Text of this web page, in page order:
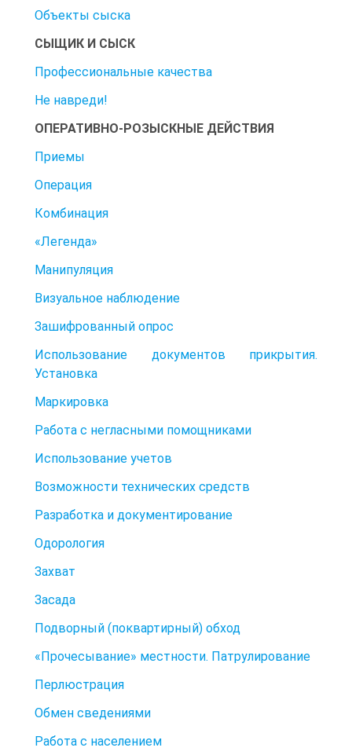
Объекты сыска
СЫЩИК И СЫСК
Профессиональные качества
Не навреди!
ОПЕРАТИВНО-РОЗЫСКНЫЕ ДЕЙСТВИЯ
Приемы
Операция
Комбинация
«Легенда»
Манипуляция
Визуальное наблюдение
Зашифрованный опрос
Использование документов прикрытия.
Установка
Маркировка
Работа с негласными помощниками
Использование учетов
Возможности технических средств
Разработка и документирование
Одорология
Захват
Засада
Подворный (поквартирный) обход
«Прочесывание» местности. Патрулирование
Перлюстрация
Обмен сведениями
Работа с населением